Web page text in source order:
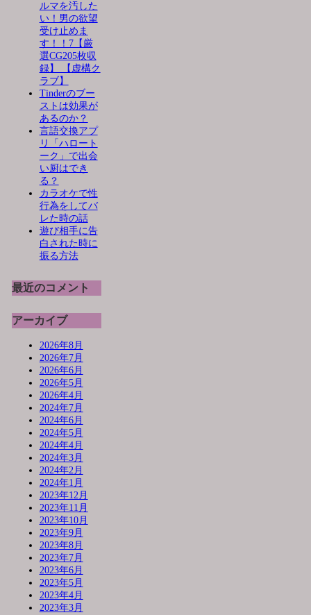
ルマを汚した
い！男の欲望
受け止めま
す！！7【厳
選CG205枚収
録】 【虚構ク
ラブ】
Tinderのブー
ストは効果が
あるのか？
言語交換アプ
リ「ハロート
ーク」で出会
い厨はでき
る？
カラオケで性
行為をしてバ
レた時の話
遊び相手に告
白された時に
振る方法
最近のコメント
アーカイブ
2026年8月
2026年7月
2026年6月
2026年5月
2026年4月
2024年7月
2024年6月
2024年5月
2024年4月
2024年3月
2024年2月
2024年1月
2023年12月
2023年11月
2023年10月
2023年9月
2023年8月
2023年7月
2023年6月
2023年5月
2023年4月
2023年3月